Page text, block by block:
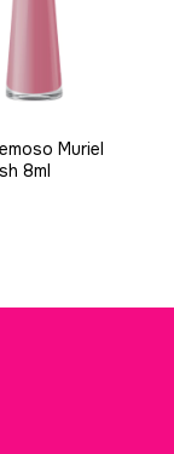
Muriel
8ml